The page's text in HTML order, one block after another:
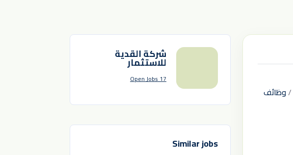
/وظائف
شركة القدية
للاستثمار
17 Open Jobs
Similar jobs